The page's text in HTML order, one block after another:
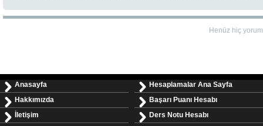
Henüz hiç yorum
Anasayfa
Hakkımızda
İletişim
Hesaplamalar Ana Sayfa
Başarı Puanı Hesabı
Ders Notu Hesabı